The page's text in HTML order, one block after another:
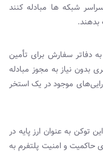
شبکه ها مبادله کنند
بدهند.
به دفاتر سفارش برای تأمین
بدون نیاز به مجوز مبادله
موجود در یک استخر
توکن به عنوان ارز پایه در
حاکمیت و امنیت پلتفرم به